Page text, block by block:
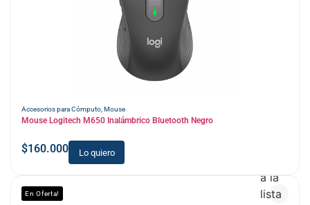
Accesorios para Cómputo, Mouse
Mouse Logitech M650 Inalámbrico Bluetooth Negro
$160.000 Lo quiero
En Oferta!
a la
lista